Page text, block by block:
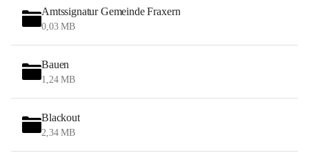
Amtssignatur Gemeinde Fraxern
0,03 MB
Bauen
1,24 MB
Blackout
2,34 MB